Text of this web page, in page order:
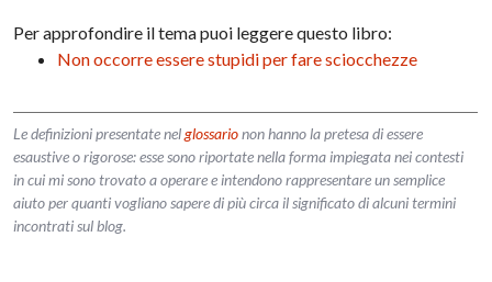
Per approfondire il tema puoi leggere questo libro:
Non occorre essere stupidi per fare sciocchezze
Le definizioni presentate nelglossarionon hanno la pretesa di essere
esaustive o rigorose: esse sono riportate nella forma impiegata nei contesti
in cui mi sono trovato a operare e intendono rappresentare un semplice
aiuto per quanti vogliano sapere di più circa il significato di alcuni termini
incontrati sul blog.